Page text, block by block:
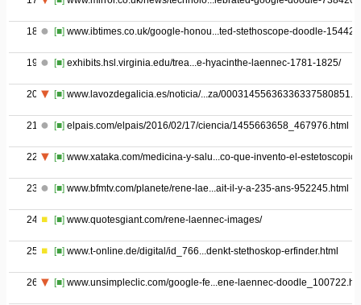
18 [■]www.ibtimes.co.uk/google-honou...ted-stethoscope-doodle-
19 [■]exhibits.hsl.virginia.edu/trea...e-hyacinthe-laennec-1781-1825/
20 [■]www.lavozdegalicia.es/noticia/...za/
21 [■]elpais.com/elpais/2016/02/17/ciencia/1455663658_467976.html
22 [■]www.xataka.com/medicina-y-salu...co-que-invento-el-estetoscopio
23 [■]www.bfmtv.com/planete/rene-lae...ait-il-y-a-235-ans-952245.html
24 [■]www.quotesgiant.com/rene-laennec-images/
25 [■]www.t-online.de/digital/id_766...denkt-stethoskop-erfinder.html
26 [■]www.unsimpleclic.com/google-fe...ene-laennec-